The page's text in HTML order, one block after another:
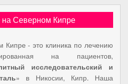
Северном Кипре
- это клиника по лечению
на пациентов,
исследовательский и
» в Никосии, Кипр. Наша